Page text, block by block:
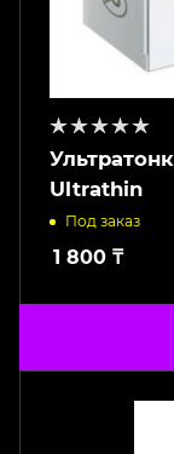
Ultrathin
Под заказ
1 800 ₸